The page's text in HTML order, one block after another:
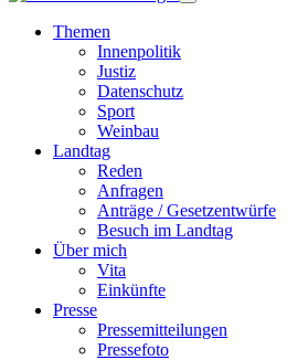
Themen
Innenpolitik
Justiz
Datenschutz
Sport
Weinbau
Landtag
Reden
Anfragen
Anträge / Gesetzentwürfe
Besuch im Landtag
Über mich
Vita
Einkünfte
Presse
Pressemitteilungen
Pressefoto